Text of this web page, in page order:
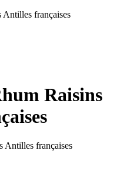
Antilles françaises
Raisins